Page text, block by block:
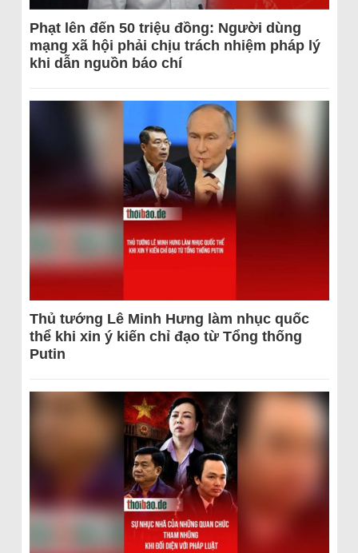
Phạt lên đến 50 triệu đồng: Người dùng
mạng xã hội phải chịu trách nhiệm pháp lý
khi dẫn nguồn báo chí
Thủ tướng Lê Minh Hưng làm nhục quốc
thể khi xin ý kiến chỉ đạo từ Tổng thống
Putin